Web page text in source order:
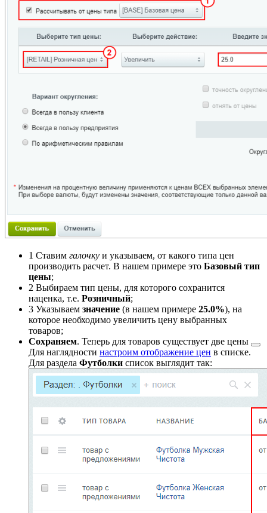
1 Ставим галочку и указываем, от какого типа цен
производить расчет. В нашем примере это Базовый тип
цены;
2 Выбираем тип цены, для которого сохранится
наценка, т.е. Розничный;
3 Указываем значение (в нашем примере 25.0%), на
которое необходимо увеличить цену выбранных
товаров;
Сохраняем. Теперь для товаров существует две цены
Для наглядности настроим отображение цен в списке.
Для раздела Футболки список выглядит так: